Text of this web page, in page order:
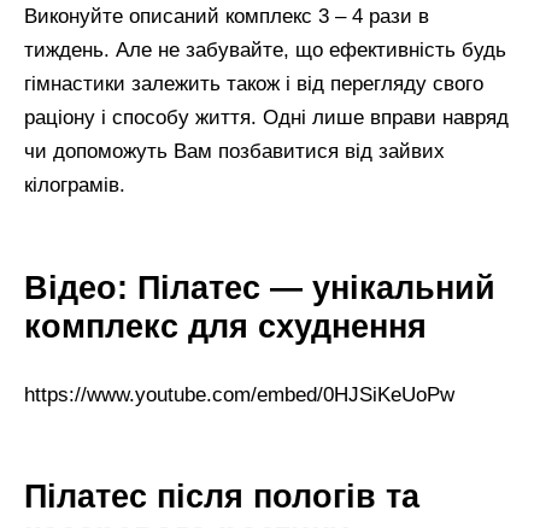
Виконуйте описаний комплекс 3 – 4 рази в
тиждень. Але не забувайте, що ефективність будь
гімнастики залежить також і від перегляду свого
раціону і способу життя. Одні лише вправи навряд
чи допоможуть Вам позбавитися від зайвих
кілограмів.
Відео: Пілатес — унікальний
комплекс для схуднення
https://www.youtube.com/embed/0HJSiKeUoPw
Пілатес після пологів та